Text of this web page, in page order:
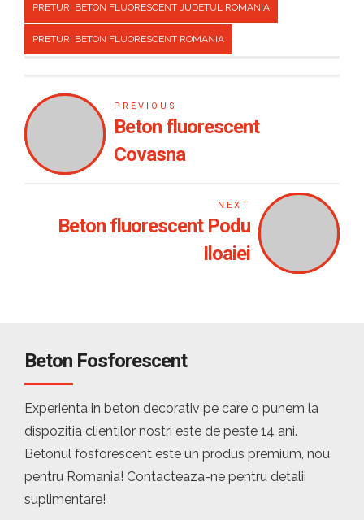
PRETURI BETON FLUORESCENT JUDETUL ROMANIA
PRETURI BETON FLUORESCENT ROMANIA
PREVIOUS
Beton fluorescent
Covasna
NEXT
Beton fluorescent Podu
Iloaiei
Beton Fosforescent
Experienta in beton decorativ pe care o punem la
dispozitia clientilor nostri este de peste 14 ani.
Betonul fosforescent este un produs premium, nou
pentru Romania! Contacteaza-ne pentru detalii
suplimentare!